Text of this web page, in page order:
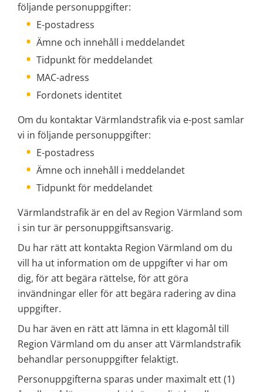
följande personuppgifter:
E-postadress
Ämne och innehåll i meddelandet
Tidpunkt för meddelandet
MAC-adress
Fordonets identitet
Om du kontaktar Värmlandstrafik via e-post samlar
vi in följande personuppgifter:
E-postadress
Ämne och innehåll i meddelandet
Tidpunkt för meddelandet
Värmlandstrafik är en del av Region Värmland som
i sin tur är personuppgiftsansvarig.
Du har rätt att kontakta Region Värmland om du
vill ha ut information om de uppgifter vi har om
dig, för att begära rättelse, för att göra
invändningar eller för att begära radering av dina
uppgifter.
Du har även en rätt att lämna in ett klagomål till
Region Värmland om du anser att Värmlandstrafik
behandlar personuppgifter felaktigt.
Personuppgifterna sparas under maximalt ett (1)